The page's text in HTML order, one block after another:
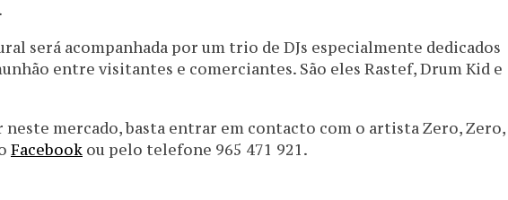
será acompanhada por um trio de DJs especialmente dedicados
entre visitantes e comerciantes. São eles Rastef, Drum Kid e
mercado, basta entrar em contacto com o artista Zero, Zero,
Facebook ou pelo telefone 965 471 921.